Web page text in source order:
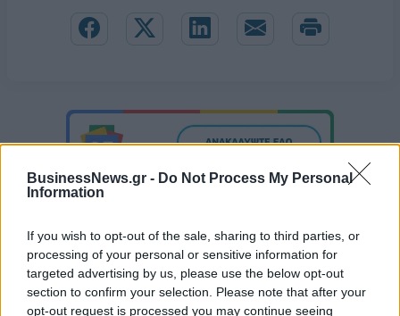
BusinessNews.gr - Do Not Process My Personal
Information
If you wish to opt-out of the sale, sharing to third parties, or
processing of your personal or sensitive information for
targeted advertising by us, please use the below opt-out
section to confirm your selection. Please note that after your
opt-out request is processed you may continue seeing
Live στις 13:00, ο αγώνας της Εθνικής Παίδων κόντρα στο Ισραήλ